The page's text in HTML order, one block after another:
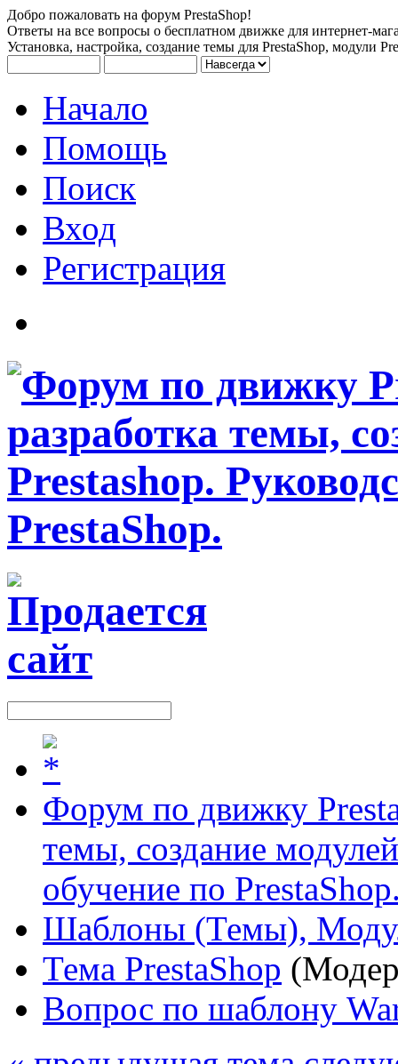
Добро пожаловать на форум PrestaShop!
Ответы на все вопросы о бесплатном движке для интернет-
Установка, настройка, создание темы для PrestaShop, модули
Начало
Помощь
Поиск
Вход
Регистрация
Форум по движку
темы, создание
обучение по
Шаблоны (Темы),
Тема PrestaShop
Вопрос по шаблону